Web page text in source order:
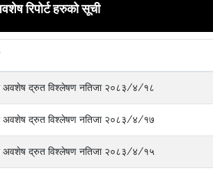
रिपोर्ट हरुको सूची
अवशेष द्रुत विश्लेषण नतिजा २०८३/४/१८
अवशेष द्रुत विश्लेषण नतिजा २०८३/४/१७
अवशेष द्रुत विश्लेषण नतिजा २०८३/४/१५